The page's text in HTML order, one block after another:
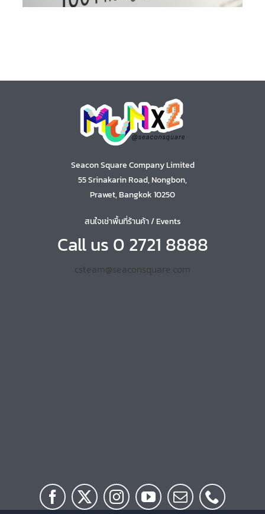
Seacon Square Company Limited
55 Srinakarin Road, Nongbon,
Prawet, Bangkok 10250
สนใจเช่าพื้นที่ร้านค้า / Events
Call us 0 2721 8888
csteam@seaconsquare.com